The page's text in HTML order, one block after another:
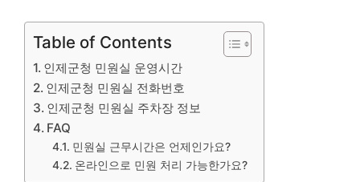
Table of Contents
인제군청 민원실 운영시간
인제군청 민원실 전화번호
인제군청 민원실 주차장 정보
FAQ
민원실 근무시간은 언제인가요?
온라인으로 민원 처리 가능한가요?